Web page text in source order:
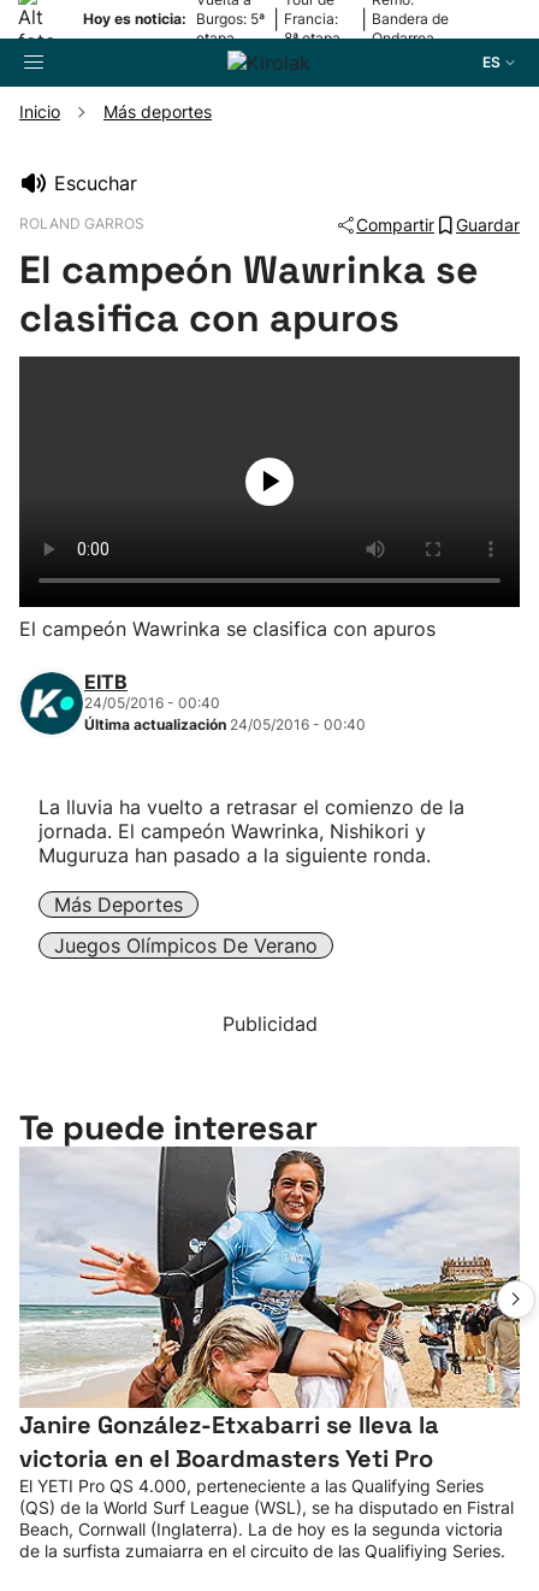
Hoy es noticia:
Burgos: 5ª
etapa
Francia:
8ª etapa
Bandera de
Ondarroa
ES
Pelota
Herri-kirolak
Balonmano
Kirolak 360
Carreras de montaña
Más deportes
Inicio Más deportes
Escuchar
ROLAND GARROS Compartir Guardar
El campeón Wawrinka se
clasifica con apuros
El campeón Wawrinka se clasifica con apuros
EITB
24/05/2016 - 00:40
Última actualización 24/05/2016 - 00:40
La lluvia ha vuelto a retrasar el comienzo de la
jornada. El campeón Wawrinka, Nishikori y
Muguruza han pasado a la siguiente ronda.
Más Deportes
Juegos Olímpicos De Verano
Publicidad
Te puede interesar
Janire González-Etxabarri se lleva la
victoria en el Boardmasters Yeti Pro
El YETI Pro QS 4.000, perteneciente a las Qualifying Series
(QS) de la World Surf League (WSL), se ha disputado en Fistral
Beach, Cornwall (Inglaterra). La de hoy es la segunda victoria
de la surfista zumaiarra en el circuito de las Qualifiying Series.